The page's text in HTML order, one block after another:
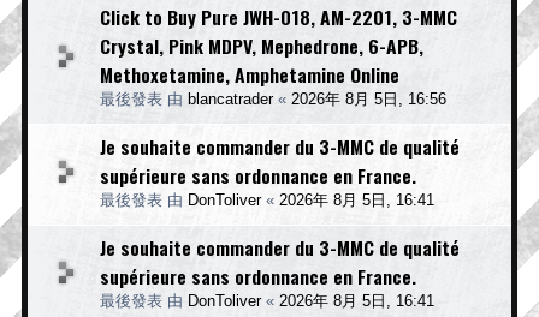
Click to Buy Pure JWH-018, AM-2201, 3-MMC
Crystal, Pink MDPV, Mephedrone, 6-APB,
Methoxetamine, Amphetamine Online
最後發表 由 blancatrader« 2026年 8月 5日, 16:56
Je souhaite commander du 3-MMC de qualité
supérieure sans ordonnance en France.
最後發表 由 DonToliver« 2026年 8月 5日, 16:41
Je souhaite commander du 3-MMC de qualité
supérieure sans ordonnance en France.
最後發表 由 DonToliver« 2026年 8月 5日, 16:41